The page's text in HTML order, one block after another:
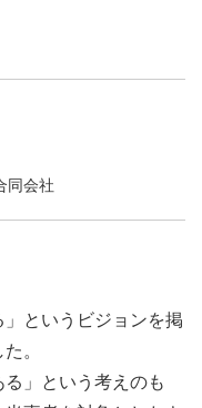
同会社
というビジョンを掲
。
る」という考えのも